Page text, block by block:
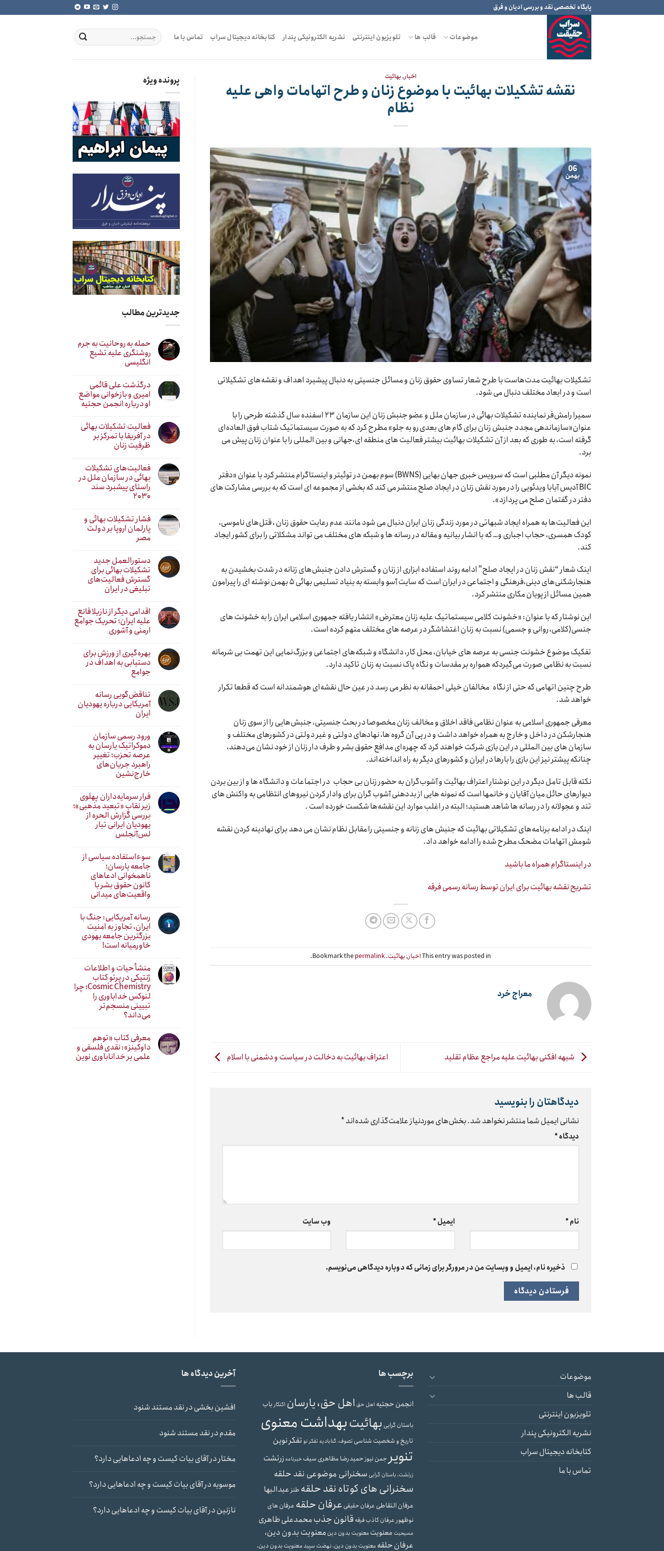
to
پایگاه تخصصی نقد و بررسی ادیان و فرق
موضوعات قالب ها تلویزیون اینترنتی نشریه الکترونیکی پندار کتابخانه دیجیتال سراب تماس با ما
اخبار,بهائیت
نقشه تشکیلات بهائیت با موضوع زنان و طرح اتهامات واهی علیه
نظام
06
بهمن
تشکیلات بهائیت مدت‌هاست با طرح شعار تساوی حقوق زنان و مسائل جنسیتی به دنبال پیشبرد اهداف و نقشه‌های تشکیلاتی
است و در ابعاد مختلف دنبال می شود.
سمیرا رامش‌فر نماینده تشکیلات بهائی در سازمان ملل و عضو جنبش زنان این سازمان ۲۳ اسفنده سال گذشته طرحی را با
عنوان«سازماندهی مجدد جنبش زنان برای گام های بعدی رو به جلو» مطرح کرد که به صورت سیستماتیک شتاب فوق العاده‌ای
گرفته است، به طوری که بعد از آن تشکیلات بهائیت بیشتر فعالیت های منطقه ای،جهانی و بین المللی را با عنوان زنان پیش می
برد.
نمونه دیگر آن مطلبی است که سرویس خبری جهان بهایی (BWNS) سوم بهمن در توئیتر و اینستاگرام منتشر کرد با عنوان «دفتر
BIC آدیس آبابا ویدئویی را در مورد نقش زنان در ایجاد صلح منتشر می کند که بخشی از مجموعه ای است که به بررسی مشارکت های
دفتر در گفتمان صلح می پردازد».
این فعالیت‌ها به همراه ایجاد شبهاتی در مورد زندگی زنان ایران دنبال می شود مانند عدم رعایت حقوق زنان ، قتل‌های ناموسی،
کودک همسری، حجاب اجباری و… که با انشار بیانیه و مقاله در رسانه ها و شبکه های مختلف می تواند مشکلاتی را برای کشور ایجاد
کند.
اینک شعار “نقش زنان در ایجاد صلح” ادامه روند استفاده ابزاری از زنان و گسترش دادن جنبش‌های زنانه در شدت بخشیدن به
هنجارشکنی‌های دینی،فرهنگی و اجتماعی در ایران است که سایت آسو وابسته به بنیاد تسلیمی بهائی ۵ بهمن نوشته ای را پیرامون
همین مسائل از پویان مکاری منتشر کرد.
این نوشتار که با عنوان: «خشونت کلامی سیستماتیک علیه زنان معترض» انتشار یافته جمهوری اسلامی ایران را به خشونت های
جنسی(کلامی، روانی و جسمی) نسبت به زنان اغتشاشگر در عرصه های مختلف متهم کرده است.
تفکیک موضوع خشونت جنسی به عرصه های خیابان، محل کار، دانشگاه و شبکه‌های اجتماعی و بزرگ‌نمایی این تهمت بی شرمانه
نسبت به نظامی صورت می‌گیردکه همواره بر مقدسات و نگاه پاک نسبت به زنان تاکید دارد.
طرح چنین اتهامی که حتی از نگاه مخالفان خیلی احمقانه به نظر می رسد در عین حال نقشه‌ای هوشمندانه است که قطعا تکرار
خواهد شد.
معرفی جمهوری اسلامی به عنوان نظامی فاقد اخلاق و مخالف زنان مخصوصا در بحث جنسیتی، جنبش‌هایی را از سوی زنان
هنجارشکن در داخل و خارج به همراه خواهد داشت و در پی آن گروه ها، نهادهای دولتی و غیر دولتی در کشورهای مختلف و
سازمان های بین المللی در این بازی شرکت خواهند کرد که چهره‌ای مدافع حقوق بشر و طرف دار زنان از خود نشان می‌دهند،
چنانکه پیشتر نیز این بازی را بارها در ایران و کشورهای دیگر به راه انداخته‌اند.
نکته قابل تامل دیگر در این نوشتار اعتراف بهائیت و آشوب‌گران به حضور زنان بی حجاب در اجتماعات و دانشگاه ها و از بین بردن
دیوارهای حائل میان آقایان و خانمها است که نمونه هایی از بددهنی آشوب گران برای وادار کردن نیروهای انتظامی به واکنش های
تند و عجولانه را در رسانه ها شاهد هستید؛ البته در اغلب موارد این نقشه‌ها شکست خورده است .
اینک در ادامه برنامه‌های تشکیلاتی بهائیت که جنبش های زنانه و جنسیتی را مقابل نظام نشان می دهد برای نهادینه کردن نقشه
شومش اتهامات مضحک مطرح شده را ادامه خواهد داد.
در اینستاگرام همراه ما باشید
تشریح نقشه بهائیت برای ایران توسط رسانه رسمی فرقه
This entry was posted inاخبار,بهائیت. Bookmark the
permalink
.
معراج خرد
شبهه افکنی بهائیت علیه مراجع عظام تقلید اعتراف بهائیت به دخالت در سیاست و دشمنی با اسلام
دیدگاهتان را بنویسید
نشانی ایمیل شما منتشر نخواهد شد.بخش‌های موردنیاز علامت‌گذاری شده‌اند*
دیدگاه*
نام* ایمیل* وب‌ سایت
ذخیره نام، ایمیل و وبسایت من در مرورگر برای زمانی که دوباره دیدگاهی می‌نویسم.
پرونده ویژه
جدیدترین مطالب
حمله به روحانیت به جرم
روشنگری علیه تشیع
انگلیسی
درگذشت علی قائمی
امیری و بازخوانی مواضع
او درباره انجمن حجتیه
فعالیت تشکیلات بهائی
در آفریقا با تمرکز بر
ظرفیت زنان
فعالیت‌های تشکیلات
بهائی در سازمان ملل در
راستای پیشبرد سند
۲۰۳۰
فشار تشکیلات بهائی و
پارلمان اروپا بر دولت
مصر
دستورالعمل جدید
تشکیلات بهائی برای
گسترش فعالیت‌های
تبلیغی در ایران
اقدامی دیگر از نازیلا قانع
علیه ایران؛ تحریک جوامع
ارمنی و آشوری
بهره‌گیری از ورزش برای
دستیابی به اهداف در
جوامع
تناقض‌گویی رسانه
آمریکایی درباره یهودیان
ایران
ورود رسمی سازمان
دموکراتیک یارسان به
عرصه تحزب؛ تغییر
راهبرد جریان‌های
خارج‌نشین
فرار سرمایه‌داران پهلوی
زیر نقابِ «تبعید مذهبی»؛
بررسی گزارش الحره از
یهودیان ایرانی تبار
لس‌آنجلس
سوءاستفاده سیاسی از
جامعه یارسان؛
ناهمخوانی ادعاهای
کانون حقوق بشر با
واقعیت‌های میدانی
رسانه آمریکایی: جنگ با
ایران، تجاوز به امنیت
بزرگترین جامعه یهودی
خاورمیانه است!
منشأ حیات و اطلاعات
ژنتیکی در پرتو کتاب
Cosmic Chemistry؛ چرا
لنوکس خداباوری را
تبیینی منسجم‌تر
می‌داند؟
معرفی کتاب «توهم
داوکینز»: نقدی فلسفی و
علمی بر خداناباوری نوین
موضوعات
قالب ها
تلویزیون اینترنتی
نشریه الکترونیکی پندار
کتابخانه دیجیتال سراب
تماس با ما
برچسب ها
انجمن حجتیه اهل حق اهل حق، یارسان اکنکارباب
باستان گرایی بهائیتبهداشت معنوی
تاریخ و شخصیت شناسی تصوف، گنابادیه تفکر نوتفکر نوین
تنویر جمن نیوزحمیدرضا مظاهری سیفخبرنامهزرتشت
زرتشت، باستان گرایی سخنرانی موضوعی نقد حلقه
سخنرانی های کوتاه نقد حلقه طنزعبدالبها
عرفان التقاطی عرفان حقیقی عرفان حلقه عرفان های
نوظهورعرفان کاذبفرقه قانون جذبمحمدعلی طاهری
مسیحیت معنویت معنویت بدون دین معنویت بدون دین،
عرفان حلقه معنویت بدون دین، نهضت سپیدمعنویت بدون دین،
آخرین دیدگاه ها
افشین بخشیدرنقد مستند شنود
مقدمدرنقد مستند شنود
مختاردرآقای بیات کیست و چه ادعاهایی دارد؟
موسویهدرآقای بیات کیست و چه ادعاهایی دارد؟
نازنیندرآقای بیات کیست و چه ادعاهایی دارد؟